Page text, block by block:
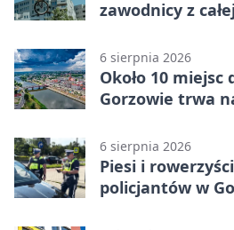
zawodnicy z
6 sierpnia 2026
Około 10
Gorzowie trwa
6 sierpnia 2026
Piesi i
policjantów w